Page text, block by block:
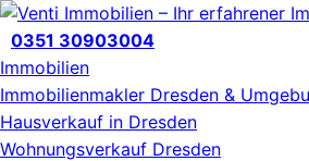
Zum
Inhalt
wechseln
0351 30903004
Immobilien
Immobilienmakler Dresden &
Hausverkauf in Dresden
Wohnungsverkauf Dresden